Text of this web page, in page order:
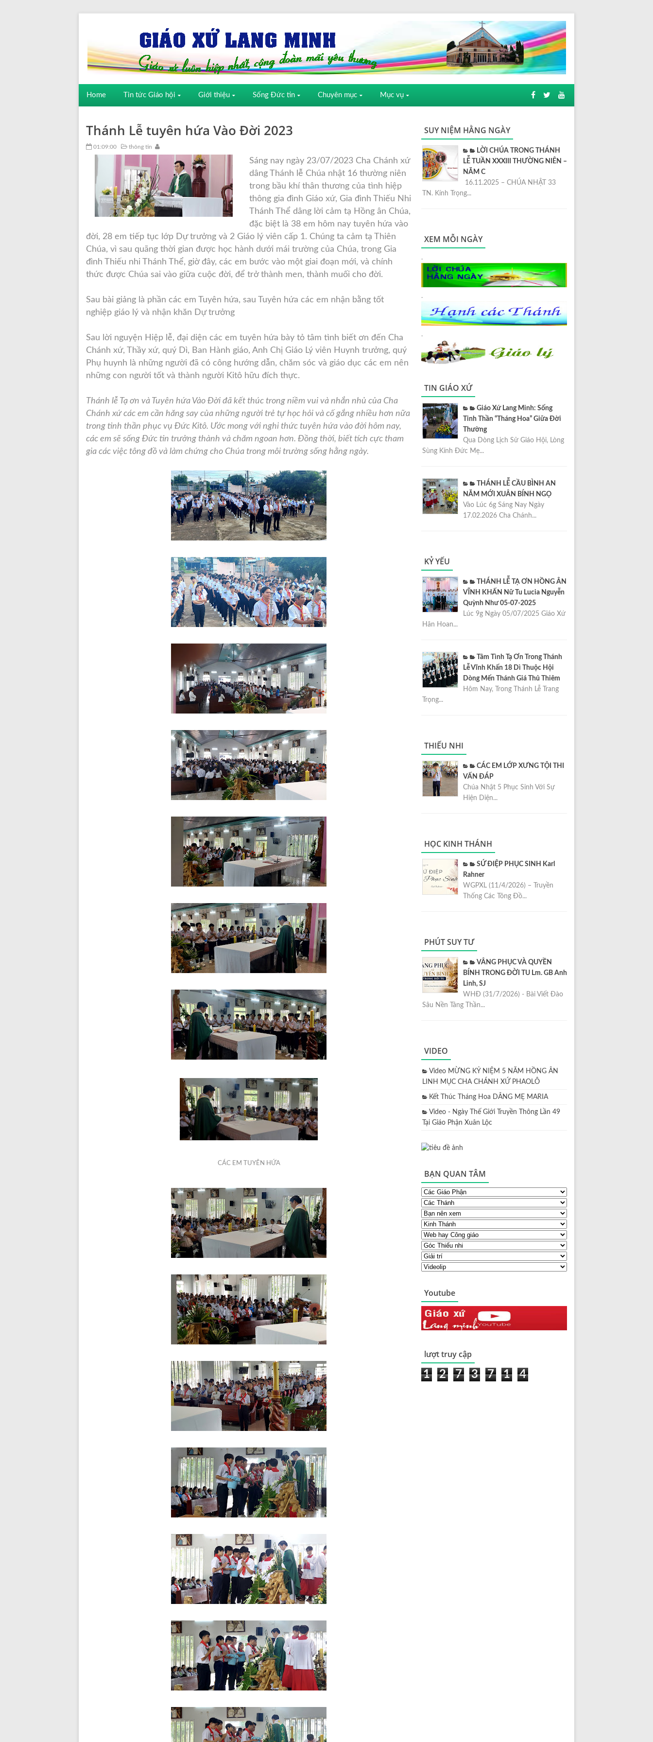
Home Tin tức Giáo hội Giới thiệu Sống Đức tin Chuyên mục Mục vụ
Thánh Lễ tuyên hứa Vào Đời 2023
01:09:00 thông tin
Sáng nay ngày 23/07/2023 Cha Chánh xứ
dâng Thánh lễ Chúa nhật 16 thường niên
trong bầu khí thân thương của tình hiệp
thông gia đình Giáo xứ, Gia đình Thiếu Nhi
Thánh Thể dâng lời cảm tạ Hồng ân Chúa,
đặc biệt là 38 em hôm nay tuyên hứa vào
đời, 28 em tiếp tục lớp Dự trưởng và 2 Giáo lý viên cấp 1. Chúng ta cảm tạ Thiên
Chúa, vì sau quãng thời gian được học hành dưới mái trường của Chúa, trong Gia
đình Thiếu nhi Thánh Thể, giờ đây, các em bước vào một giai đoạn mới, và chính
thức được Chúa sai vào giữa cuộc đời, để trở thành men, thành muối cho đời.
Sau bài giảng là phần các em Tuyên hứa, sau Tuyên hứa các em nhận bằng tốt
nghiệp giáo lý và nhận khăn Dự trưởng
Sau lời nguyện Hiệp lễ, đại diện các em tuyên hứa bày tỏ tâm tình biết ơn đến Cha
Chánh xứ, Thầy xứ, quý Dì, Ban Hành giáo, Anh Chị Giáo Lý viên Huynh trưởng, quý
Phụ huynh là những người đã có công hướng dẫn, chăm sóc và giáo dục các em nên
những con người tốt và thành người Kitô hữu đích thực.
Thánh lễ Tạ ơn và Tuyên hứa Vào Đời đã kết thúc trong niềm vui và nhắn nhủ của Cha
Chánh xứ các em cần hăng say của những người trẻ tự học hỏi và cố gắng nhiều hơn nữa
trong tinh thần phục vụ Đức Kitô. Ước mong với nghi thức tuyên hứa vào đời hôm nay,
các em sẽ sống Đức tin trưởng thành và chăm ngoan hơn. Đồng thời, biết tích cực tham
gia các việc tông đồ và làm chứng cho Chúa trong môi trường sống hằng ngày.
CÁC EM TUYÊN HỨA
SUY NIỆM HẰNG NGÀY
LỜI CHÚA TRONG THÁNH
LỄ TUẦN XXXIII THƯỜNG NIÊN –
NĂM C
16.11.2025 – CHÚA NHẬT 33
TN. Kính Trọng...
XEM MỖI NGÀY
.
.
.
TIN GIÁO XỨ
Giáo Xứ Lang Minh: Sống
Tinh Thần “Tháng Hoa” Giữa Đời
Thường
Qua Dòng Lịch Sử Giáo Hội, Lòng
Sùng Kính Đức Mẹ...
THÁNH LỄ CẦU BÌNH AN
NĂM MỚI XUÂN BÍNH NGỌ
Vào Lúc 6g Sáng Nay Ngày
17.02.2026 Cha Chánh...
KỶ YẾU
THÁNH LỄ TẠ ƠN HỒNG ÂN
VĨNH KHẤN Nữ Tu Lucia Nguyễn
Quỳnh Như 05-07-2025
Lúc 9g Ngày 05/07/2025 Giáo Xứ
Hân Hoan...
Tâm Tình Tạ Ơn Trong Thánh
Lễ Vĩnh Khấn 18 Dì Thuộc Hội
Dòng Mến Thánh Giá Thủ Thiêm
Hôm Nay, Trong Thánh Lễ Trang
Trọng...
THIẾU NHI
CÁC EM LỚP XƯNG TỘI THI
VẤN ĐÁP
Chúa Nhật 5 Phục Sinh Với Sự
Hiện Diện...
HỌC KINH THÁNH
SỨ ĐIỆP PHỤC SINH Karl
Rahner
WGPXL (11/4/2026) – Truyền
Thống Các Tông Đồ...
PHÚT SUY TƯ
VÂNG PHỤC VÀ QUYỀN
BÍNH TRONG ĐỜI TU Lm. GB Anh
Linh, SJ
WHĐ (31/7/2026) - Bài Viết Đào
Sâu Nền Tảng Thần...
VIDEO
Video MỪNG KỶ NIỆM 5 NĂM HỒNG ÂN
LINH MỤC CHA CHÁNH XỨ PHAOLÔ
Kết Thúc Tháng Hoa DÂNG MẸ MARIA
Video - Ngày Thế Giới Truyền Thông Lần 49
Tại Giáo Phận Xuân Lộc
BẠN QUAN TÂM
Youtube
lượt truy cập
1 2 7 3 7 1 4